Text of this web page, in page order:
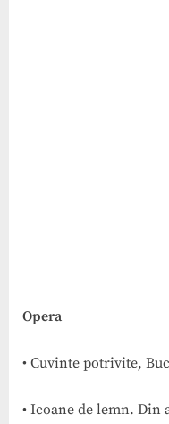
Opera
• Cuvinte potrivite,
• Icoane de lemn.